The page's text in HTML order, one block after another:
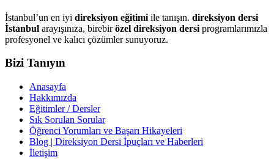
İstanbul’un en iyi direksiyon eğitimi ile tanışın. direksiyon dersi
İstanbul arayışınıza, birebirözel direksiyon dersi programlarımızla
profesyonel ve kalıcı çözümler sunuyoruz.
Bizi Tanıyın
Anasayfa
Hakkımızda
Eğitimler / Dersler
Sık Sorulan Sorular
Öğrenci Yorumları ve Başarı Hikayeleri
Blog | Direksiyon Dersi İpuçları ve Haberleri
İletişim